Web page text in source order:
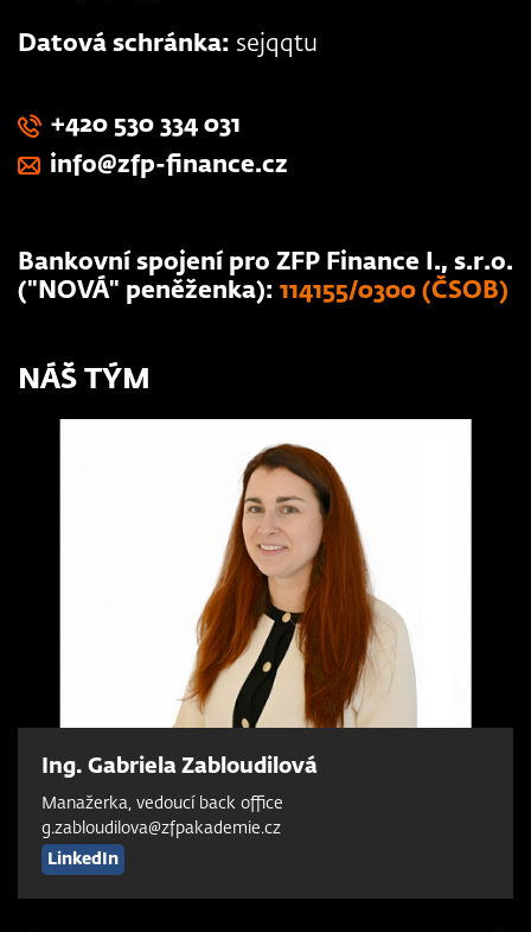
Datová schránka: sejqqtu
+420 530 334 031
info@zfp-finance.cz
Bankovní spojení pro ZFP Finance I., s.r.o.
("NOVÁ" peněženka): 114155/0300 (ČSOB)
NÁŠ TÝM
Ing. Gabriela Zabloudilová
Manažerka, vedoucí back office
g.zabloudilova@zfpakademie.cz
LinkedIn